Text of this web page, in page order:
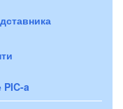
PIC-a